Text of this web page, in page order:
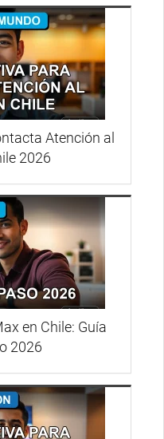
Atención al
2026
en Chile: Guía
2026